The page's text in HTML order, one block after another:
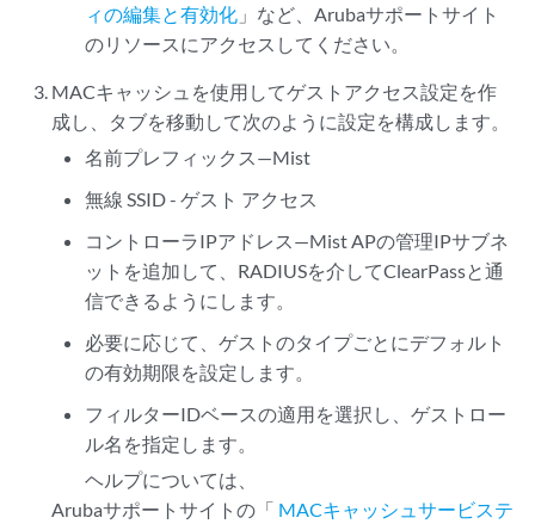
ィの編集と有効化」など、Arubaサポートサイト
のリソースにアクセスしてください。
MACキャッシュを使用してゲストアクセス設定を作
成し、タブを移動して次のように設定を構成します。
名前プレフィックス—Mist
無線 SSID - ゲスト アクセス
コントローラIPアドレス—Mist APの管理IPサブネ
ットを追加して、RADIUSを介してClearPassと通
信できるようにします。
必要に応じて、ゲストのタイプごとにデフォルト
の有効期限を設定します。
フィルターIDベースの適用を選択し、ゲストロー
ル名を指定します。
ヘルプについては、
Arubaサポートサイトの「 MACキャッシュサービステ